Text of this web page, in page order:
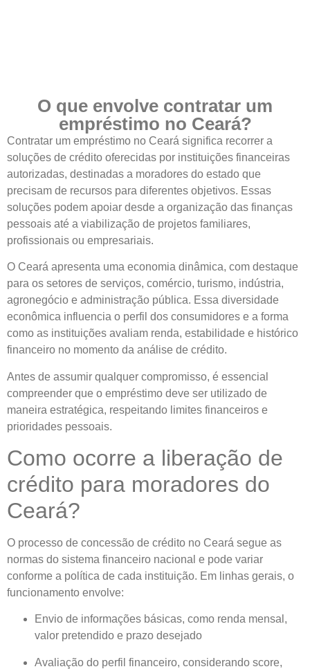
O que envolve contratar um
empréstimo no Ceará?
Contratar um empréstimo no Ceará significa recorrer a
soluções de crédito oferecidas por instituições financeiras
autorizadas, destinadas a moradores do estado que
precisam de recursos para diferentes objetivos. Essas
soluções podem apoiar desde a organização das finanças
pessoais até a viabilização de projetos familiares,
profissionais ou empresariais.
O Ceará apresenta uma economia dinâmica, com destaque
para os setores de serviços, comércio, turismo, indústria,
agronegócio e administração pública. Essa diversidade
econômica influencia o perfil dos consumidores e a forma
como as instituições avaliam renda, estabilidade e histórico
financeiro no momento da análise de crédito.
Antes de assumir qualquer compromisso, é essencial
compreender que o empréstimo deve ser utilizado de
maneira estratégica, respeitando limites financeiros e
prioridades pessoais.
Como ocorre a liberação de
crédito para moradores do
Ceará?
O processo de concessão de crédito no Ceará segue as
normas do sistema financeiro nacional e pode variar
conforme a política de cada instituição. Em linhas gerais, o
funcionamento envolve:
Envio de informações básicas, como renda mensal,
valor pretendido e prazo desejado
Avaliação do perfil financeiro, considerando score,